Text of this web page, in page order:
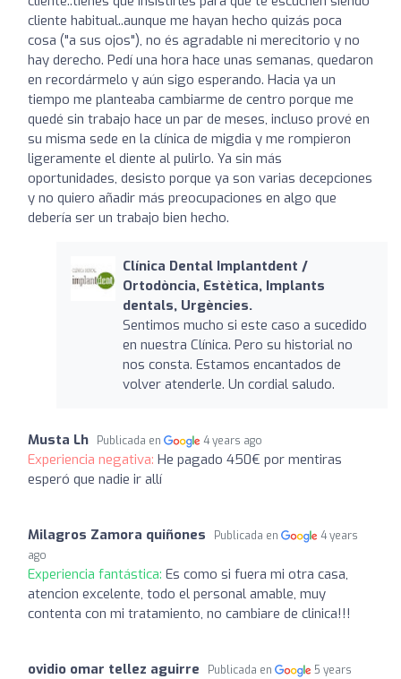
cliente habitual..aunque me hayan hecho quizás poca
cosa ("a sus ojos"), no és agradable ni merecitorio y no
hay derecho. Pedí una hora hace unas semanas, quedaron
en recordármelo y aún sigo esperando. Hacia ya un
tiempo me planteaba cambiarme de centro porque me
quedé sin trabajo hace un par de meses, incluso prové en
su misma sede en la clínica de migdia y me rompieron
ligeramente el diente al pulirlo. Ya sin más
oportunidades, desisto porque ya son varias decepciones
y no quiero añadir más preocupaciones en algo que
debería ser un trabajo bien hecho.
Clínica Dental Implantdent /
Ortodòncia, Estètica, Implants
dentals, Urgències.
Sentimos mucho si este caso a sucedido
en nuestra Clínica. Pero su historial no
nos consta. Estamos encantados de
volver atenderle. Un cordial saludo.
Musta Lh Publicada en 4 years ago
Experiencia negativa: He pagado 450€ por mentiras
esperó que nadie ir allí
Milagros Zamora quiñones Publicada en
4 years
ago
Experiencia fantástica: Es como si fuera mi otra casa,
atencion excelente, todo el personal amable, muy
contenta con mi tratamiento, no cambiare de clinica!!!
ovidio omar tellez aguirre Publicada en
5 years